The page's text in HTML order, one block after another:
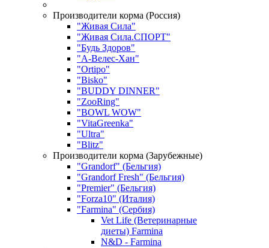
Производители корма (Россия)
"Живая Сила"
"Живая Сила.СПОРТ"
"Будь Здоров"
"А-Велес-Хан"
"Ortipo"
"Bisko"
"BUDDY DINNER"
"ZooRing"
"BOWL WOW"
"VitaGreenka"
"Ultra"
"Blitz"
Производители корма (Зарубежные)
"Grandorf" (Бельгия)
"Grandorf Fresh" (Бельгия)
"Premier" (Бельгия)
"Forza10" (Италия)
"Farmina" (Сербия)
Vet Life (Ветеринарные
диеты) Farmina
N&D - Farmina